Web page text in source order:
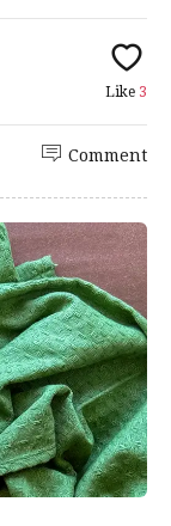
Like 3
Comment